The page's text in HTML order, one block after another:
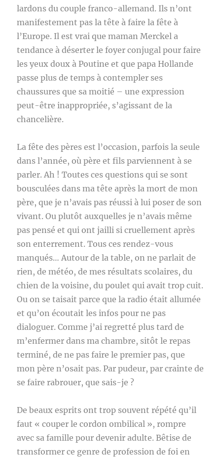
lardons du couple franco-allemand. Ils n’ont
manifestement pas la tête à faire la fête à
l’Europe. Il est vrai que maman Merckel a
tendance à déserter le foyer conjugal pour faire
les yeux doux à Poutine et que papa Hollande
passe plus de temps à contempler ses
chaussures que sa moitié – une expression
peut-être inappropriée, s’agissant de la
chancelière.
La fête des pères est l’occasion, parfois la seule
dans l’année, où père et fils parviennent à se
parler. Ah ! Toutes ces questions qui se sont
bousculées dans ma tête après la mort de mon
père, que je n’avais pas réussi à lui poser de son
vivant. Ou plutôt auxquelles je n’avais même
pas pensé et qui ont jailli si cruellement après
son enterrement. Tous ces rendez-vous
manqués… Autour de la table, on ne parlait de
rien, de météo, de mes résultats scolaires, du
chien de la voisine, du poulet qui avait trop cuit.
Ou on se taisait parce que la radio était allumée
et qu’on écoutait les infos pour ne pas
dialoguer. Comme j’ai regretté plus tard de
m’enfermer dans ma chambre, sitôt le repas
terminé, de ne pas faire le premier pas, que
mon père n’osait pas. Par pudeur, par crainte de
se faire rabrouer, que sais-je ?
De beaux esprits ont trop souvent répété qu’il
faut « couper le cordon ombilical », rompre
avec sa famille pour devenir adulte. Bêtise de
transformer ce genre de profession de foi en